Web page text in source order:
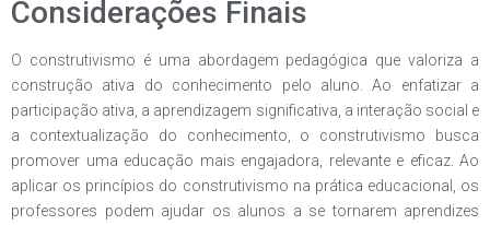
Considerações Finais
O construtivismo é uma abordagem pedagógica que valoriza a
construção ativa do conhecimento pelo aluno. Ao enfatizar a
participação ativa, a aprendizagem significativa, a interação social e
a contextualização do conhecimento, o construtivismo busca
promover uma educação mais engajadora, relevante e eficaz. Ao
aplicar os princípios do construtivismo na prática educacional, os
professores podem ajudar os alunos a se tornarem aprendizes